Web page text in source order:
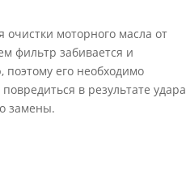
моторного масла от
фильтр забивается и
его необходимо
в результате удара
замены.